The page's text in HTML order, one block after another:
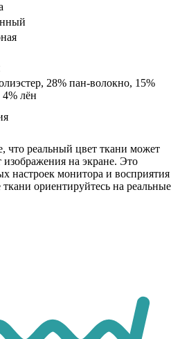
28% пан-волокно, 15%
лён
реальный цвет ткани может
изображения на экране. Это
настроек монитора и восприятия
ориентируйтесь на реальные